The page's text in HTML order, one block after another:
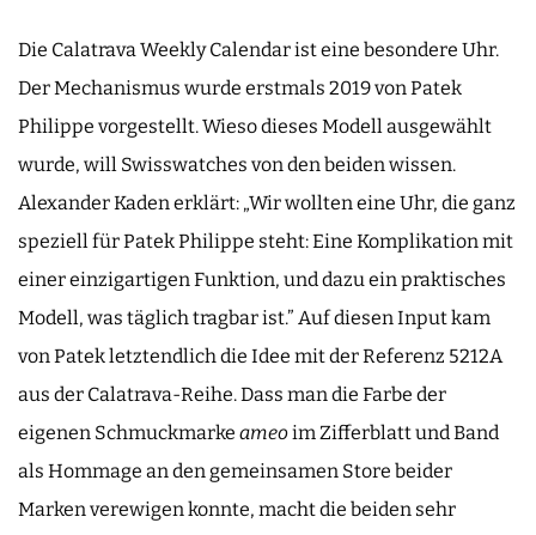
Die Calatrava Weekly Calendar ist eine besondere Uhr.
Der Mechanismus wurde erstmals 2019 von Patek
Philippe vorgestellt. Wieso dieses Modell ausgewählt
wurde, will Swisswatches von den beiden wissen.
Alexander Kaden erklärt: „Wir wollten eine Uhr, die ganz
speziell für Patek Philippe steht: Eine Komplikation mit
einer einzigartigen Funktion, und dazu ein praktisches
Modell, was täglich tragbar ist.” Auf diesen Input kam
von Patek letztendlich die Idee mit der Referenz 5212A
aus der Calatrava-Reihe. Dass man die Farbe der
eigenen Schmuckmarke ameoim Zifferblatt und Band
als Hommage an den gemeinsamen Store beider
Marken verewigen konnte, macht die beiden sehr